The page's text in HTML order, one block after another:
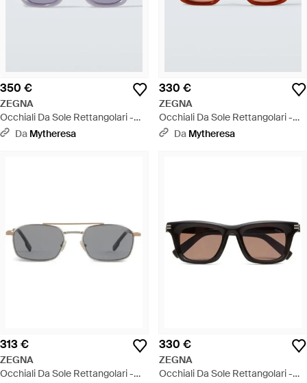
350 €
ZEGNA
Occhiali Da Sole Rettangolari -
Blu Da Mytheresa
330 €
ZEGNA
Occhiali Da Sole Rettangolari -
Marrone
Da Mytheresa
313 €
ZEGNA
Occhiali Da Sole Rettangolari -
330 €
ZEGNA
Occhiali Da Sole Rettangolari -